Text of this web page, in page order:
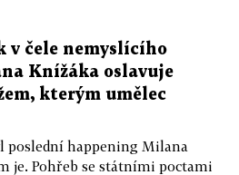
v čele nemyslícího
Knížáka oslavuje
kterým umělec
poslední happening Milana
je. Pohřeb se státními poctami